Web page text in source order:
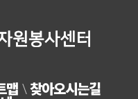
맵 찾아오시는길